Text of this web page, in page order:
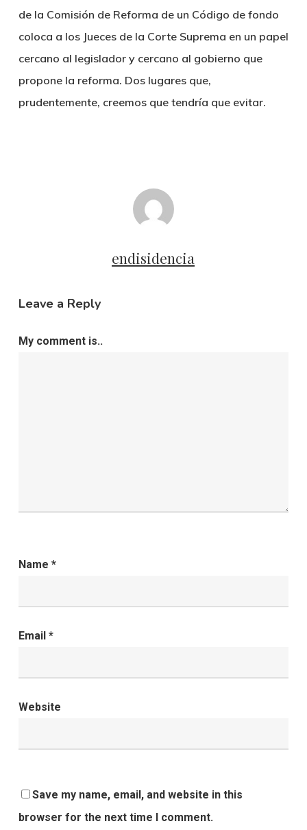
de la Comisión de Reforma de un Código de fondo
coloca a los Jueces de la Corte Suprema en un papel
cercano al legislador y cercano al gobierno que
propone la reforma. Dos lugares que,
prudentemente, creemos que tendría que evitar.
endisidencia
Leave a Reply
My comment is..
Name *
Email *
Website
Save my name, email, and website in this
browser for the next time I comment.